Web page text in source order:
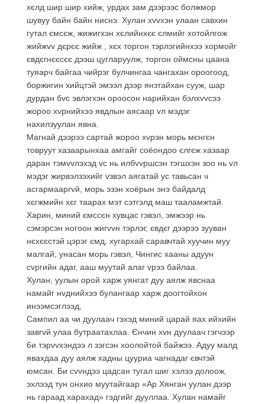
хєлд шир шир хийж, урдах зам дээрээс болжмор
шувуу байн байн ниснэ. Хулан хvvхэн улаан савхин
гутал ємсєж, жижигхэн хєлийнхєє єлмийг хотойлгож
жийжvv дєрєє жийж , хєх торгон тэрлэгийнхээ хормойг
євдєгнєєсєє дээш цугларуулж, торгон оймсны цаана
туяарч байгаа чийрэг булчингаа чангахан ороогоод,
боржигин хийцтэй эмээл дээр янзтайхан сууж, шар
дурдан бvс эвлэгхэн ороосон нарийхан бэлхvvсээ
жороо хvрнийхээ явдлын аясаар vл мэдэг
нахилзуулан явна.
Магнай дээрээ сартай жороо хvрэн морь мєнгєн
товруут хазаарынхаа амгайг соёондоо єлгєж хазаар
даран тэмvvлэхэд vс нь илбvvршсэн тэгшхэн зоо нь vл
мэдэг жирвэлзэхийг vзвэл аягатай ус тавьсан ч
асгармааргvй, морь эзэн хоёрын энэ байдалд
хєгжмийн хєг таарах мэт сэтгэлд маш тааламжтай.
Харин, миний ємссєн хувцас гэвэл, эмжээр нь
сэмэрсэн ногоон жигvvн тэрлэг, євдєг дээрээ зууван
нєхєєстэй цэрэг ємд, хугархай саравчтай хуучин муу
малгай, унасан морь гэвэл, Чингис хааны адуун
сvргийн адаг, ааш муутай алаг vрээ байлаа.
Хулан, уулын орой харж уянгат дуу аялж явснаа
намайг нvднийхээ булангаар харж доогтойхон
инээмсэглээд,
Сампил аа чи дуулаач гэхэд миний царай яах ийхийн
завгvй улаа бутраатахлаа. Єнчин хvн дуулаач гэгчээр
6и тэрvvхэндээ л зэгсэн хоолойтой байжээ. Адуу малд
явахдаа дуу аялж хадны цууриа чагнадаг євчтэй
юмсан. Би сvvндээ цадсан тугал шиг хэлээ долоож,
эхлээд тун онхио муутайгаар «Ар Хянган уулан дээр
нь гараад харахад» гэдгийг дууллаа. Хулан намайг